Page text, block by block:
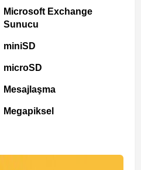
Microsoft Exchange
Sunucu
miniSD
microSD
Mesajlaşma
Megapiksel